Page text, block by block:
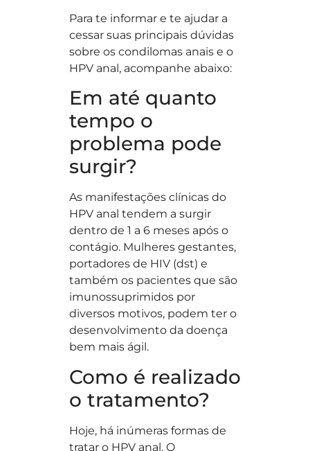
Para te informar e te ajudar a
cessar suas principais dúvidas
sobre os condilomas anais e o
HPV anal, acompanhe abaixo:
Em até quanto
tempo o
problema pode
surgir?
As manifestações clínicas do
HPV anal tendem a surgir
dentro de 1 a 6 meses após o
contágio. Mulheres gestantes,
portadores de HIV (dst) e
também os pacientes que são
imunossuprimidos por
diversos motivos, podem ter o
desenvolvimento da doença
bem mais ágil.
Como é realizado
o tratamento?
Hoje, há inúmeras formas de
tratar o HPV anal. O